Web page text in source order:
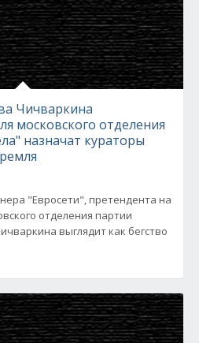
Чичваркина
московского отделения
назначат кураторы
"Евросети", претендента на
отделения партии
выглядит как бегство